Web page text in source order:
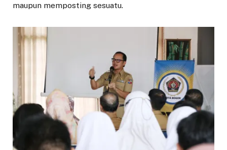
maupun memposting sesuatu.